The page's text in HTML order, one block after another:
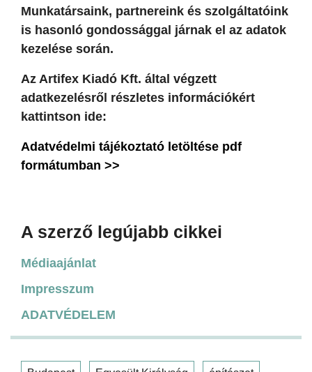
Munkatársaink, partnereink és szolgáltatóink
is hasonló gondossággal járnak el az adatok
kezelése során.
Az Artifex Kiadó Kft. által végzett
adatkezelésről részletes információkért
kattintson ide:
Adatvédelmi tájékoztató letöltése pdf
formátumban >>
A szerző legújabb cikkei
Médiaajánlat
Impresszum
ADATVÉDELEM